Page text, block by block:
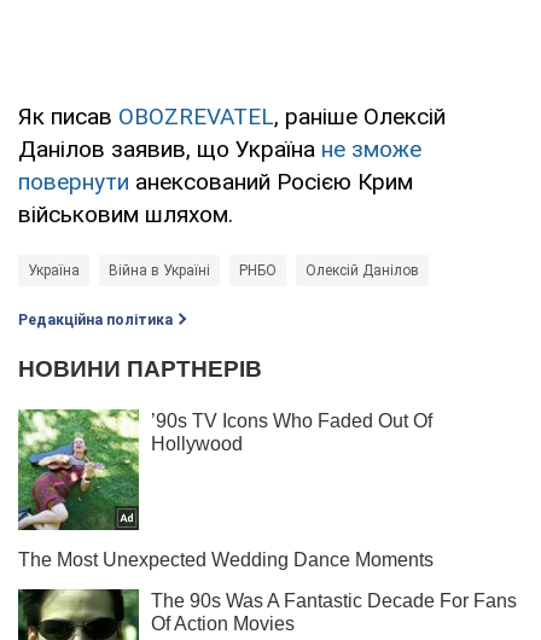
Як писав OBOZREVATEL, раніше Олексій
Данілов заявив, що Україна не зможе
повернути анексований Росією Крим
військовим шляхом.
Україна Війна в Україні РНБО Олексій Данілов
Редакційна політика